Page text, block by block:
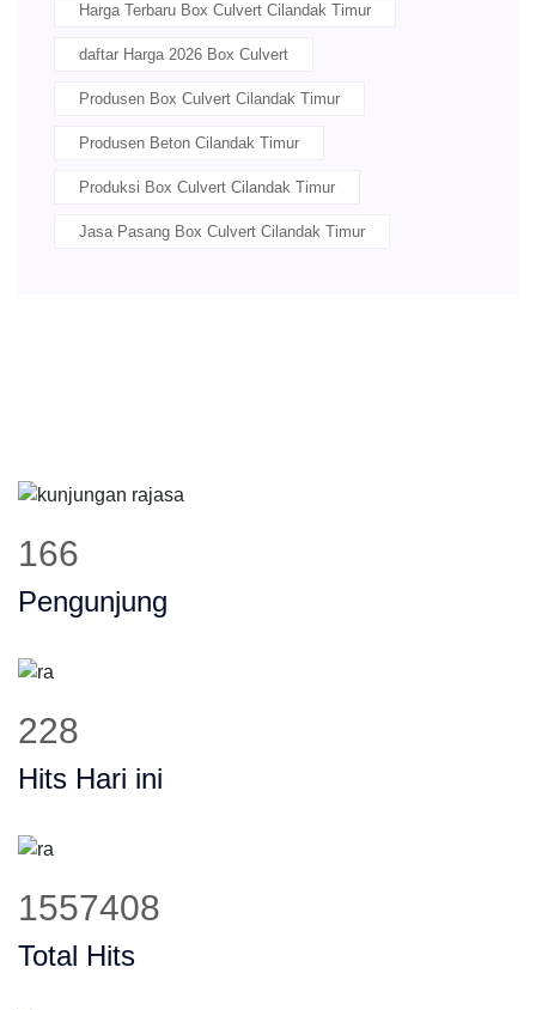
Harga Terbaru Box Culvert Cilandak Timur
daftar Harga 2026 Box Culvert
Produsen Box Culvert Cilandak Timur
Produsen Beton Cilandak Timur
Produksi Box Culvert Cilandak Timur
Jasa Pasang Box Culvert Cilandak Timur
209
Pengunjung
291
Hits Hari ini
1984817
Total Hits